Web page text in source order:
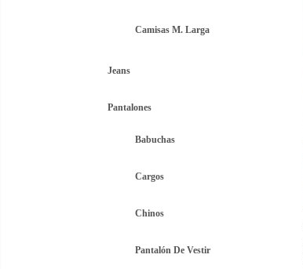
Camisas M. Larga
Jeans
Pantalones
Babuchas
Cargos
Chinos
Pantalón De Vestir